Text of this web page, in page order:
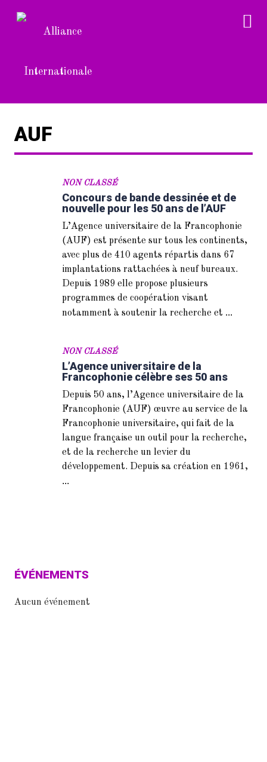
AUF
NON CLASSÉ
Concours de bande dessinée et de
nouvelle pour les 50 ans de l’AUF
L’Agence universitaire de la Francophonie
(AUF) est présente sur tous les continents,
avec plus de 410 agents répartis dans 67
implantations rattachées à neuf bureaux.
Depuis 1989 elle propose plusieurs
programmes de coopération visant
notamment à soutenir la recherche et ...
NON CLASSÉ
L’Agence universitaire de la
Francophonie célèbre ses 50 ans
Depuis 50 ans, l’Agence universitaire de la
Francophonie (AUF) œuvre au service de la
Francophonie universitaire, qui fait de la
langue française un outil pour la recherche,
et de la recherche un levier du
développement. Depuis sa création en 1961,
...
ÉVÉNEMENTS
Aucun événement